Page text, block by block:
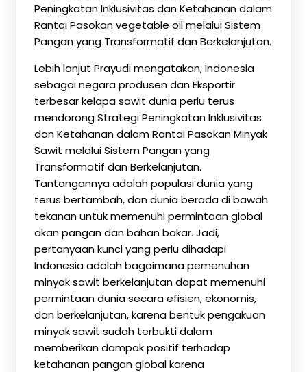
Peningkatan Inklusivitas dan Ketahanan dalam
Rantai Pasokan vegetable oil melalui Sistem
Pangan yang Transformatif dan Berkelanjutan.
Lebih lanjut Prayudi mengatakan, Indonesia
sebagai negara produsen dan Eksportir
terbesar kelapa sawit dunia perlu terus
mendorong Strategi Peningkatan Inklusivitas
dan Ketahanan dalam Rantai Pasokan Minyak
Sawit melalui Sistem Pangan yang
Transformatif dan Berkelanjutan.
Tantangannya adalah populasi dunia yang
terus bertambah, dan dunia berada di bawah
tekanan untuk memenuhi permintaan global
akan pangan dan bahan bakar. Jadi,
pertanyaan kunci yang perlu dihadapi
Indonesia adalah bagaimana pemenuhan
minyak sawit berkelanjutan dapat memenuhi
permintaan dunia secara efisien, ekonomis,
dan berkelanjutan, karena bentuk pengakuan
minyak sawit sudah terbukti dalam
memberikan dampak positif terhadap
ketahanan pangan global karena